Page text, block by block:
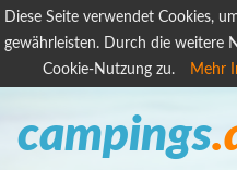
Diese Seite verwendet Cookies,
gewährleisten. Durch die weitere
Cookie-Nutzung zu.
Mehr
campings